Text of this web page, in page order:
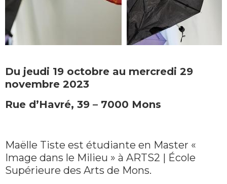
Du jeudi 19 octobre au mercredi 29
novembre 2023
Rue d’Havré, 39 – 7000 Mons
Maëlle Tiste est étudiante en Master «
Image dans le Milieu » à ARTS2 | École
Supérieure des Arts de Mons.